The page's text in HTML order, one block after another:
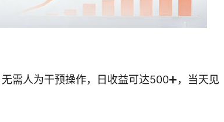
需人为干预操作，日收益可达500➕，当天见